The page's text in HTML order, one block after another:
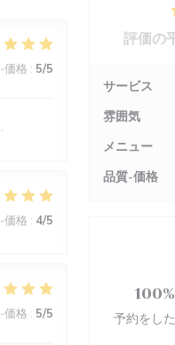
価格 : 5/5
価格 : 4/5
価格 : 5/5
評価の
サービス
雰囲気
メニュー
品質-価格
予約をし